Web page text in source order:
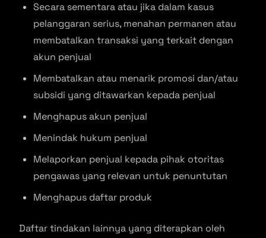
Secara sementara atau jika dalam kasus
pelanggaran serius, menahan permanen atau
membatalkan transaksi yang terkait dengan
akun penjual
Membatalkan atau menarik promosi dan/atau
subsidi yang ditawarkan kepada penjual
Menghapus akun penjual
Menindak hukum penjual
Melaporkan penjual kepada pihak otoritas
pengawas yang relevan untuk penuntutan
Menghapus daftar produk
Daftar tindakan lainnya yang diterapkan oleh